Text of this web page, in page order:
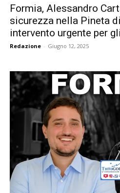
Formia, Alessandro
sicurezza nella Pineta
intervento urgente per
Redazione - Giugno 12, 2025